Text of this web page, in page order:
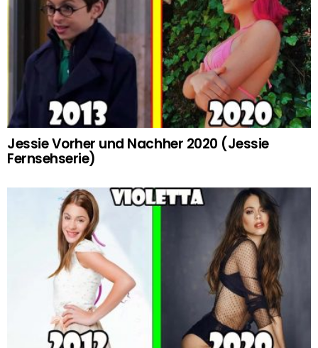
Jessie Vorher und Nachher 2020 (Jessie
Fernsehserie)